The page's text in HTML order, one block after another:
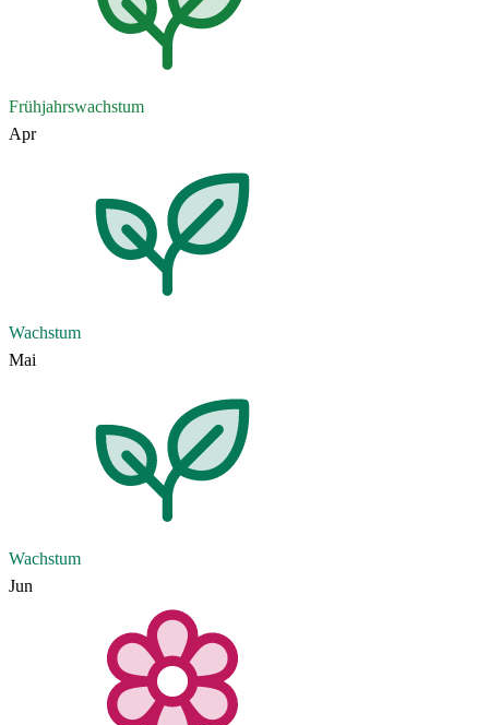
Frühjahrswachstum
Apr
Wachstum
Mai
Wachstum
Jun